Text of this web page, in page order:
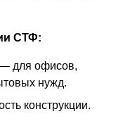
СТФ:
для офисов,
нужд.
конструкции.